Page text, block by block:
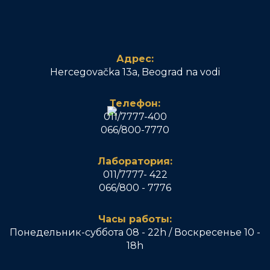
Адрес:
Hercegovačka 13a, Beograd na vodi
Телефон:
011/7777-400
066/800-7770
Лаборатория:
011/7777- 422
066/800 - 7776
Часы работы:
Понедельник-суббота 08 - 22h / Воскресенье 10 -
18h